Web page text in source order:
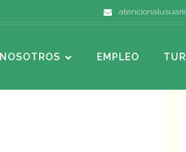
NOSOTROS EMPLEO